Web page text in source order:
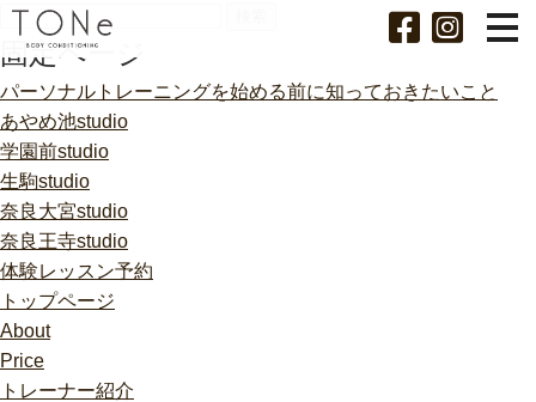
検
固定ページ
パーソナルトレーニングを始める前に知っておきたいこと
あやめ池studio
学園前studio
生駒studio
奈良大宮studio
奈良王寺studio
体験レッスン予約
トップページ
About
Price
トレーナー紹介